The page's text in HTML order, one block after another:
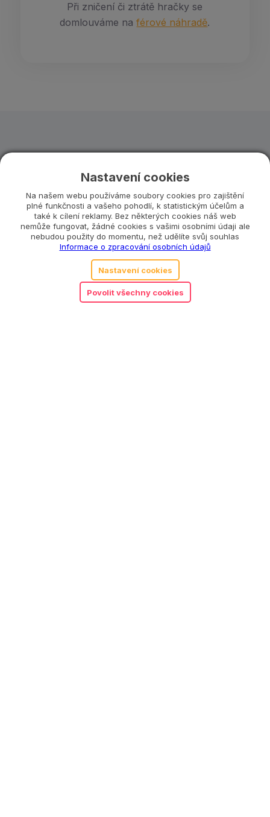
Při zničení či ztrátě hračky se
domlouváme naférové náhradě.
CENÍK PŘEDPLATNÉHO
Zvolte si balíček, který
vám vyhovuje
Měsíčně Půlročně Ročně
Nastavení cookies
Na našem webu používáme soubory cookies pro zajištění
plné funkčnosti a vašeho pohodlí, k statistickým účelům a
také k cílení reklamy. Bez některých cookies náš web
nemůže fungovat, žádné cookies s vašimi osobními údaji ale
nebudou použity do momentu, než udělíte svůj souhlas
Informace o zpracování osobních údajů
Nastavení cookies
Povolit všechny cookies